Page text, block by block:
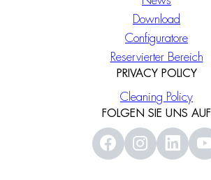
Download
Configuratore
Reservierter Bereich
PRIVACY POLICY
Cleaning Policy
FOLGEN SIE UNS AUF